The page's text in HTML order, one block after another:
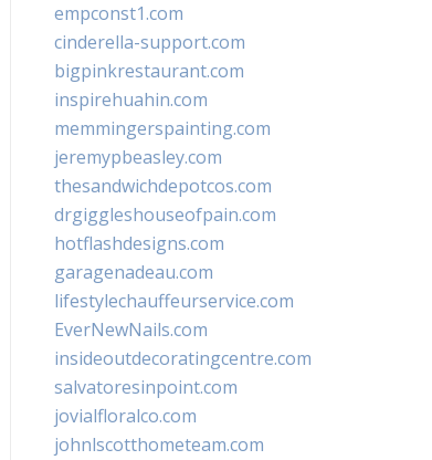
empconst1.com
cinderella-support.com
bigpinkrestaurant.com
inspirehuahin.com
memmingerspainting.com
jeremypbeasley.com
thesandwichdepotcos.com
drgiggleshouseofpain.com
hotflashdesigns.com
garagenadeau.com
lifestylechauffeurservice.com
EverNewNails.com
insideoutdecoratingcentre.com
salvatoresinpoint.com
jovialfloralco.com
johnlscotthometeam.com